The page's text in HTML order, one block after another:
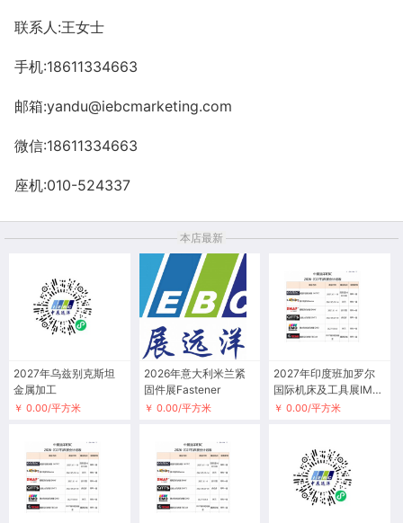
联系人:王女士
手机:18611334663
邮箱:yandu@iebcmarketing.com
微信:18611334663
座机:010-524337
本店最新
2027年乌兹别克斯坦
金属加工
￥ 0.00/平方米
2026年意大利米兰紧
固件展Fastener
￥ 0.00/平方米
2027年印度班加罗尔
国际机床及工具展IMT
EX
￥ 0.00/平方米